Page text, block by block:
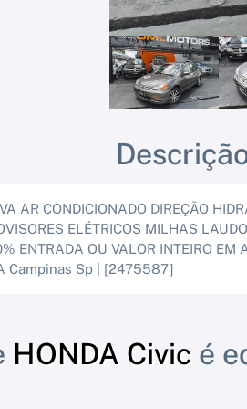
AR CONDICIONADO DIREÇÃO
ELÉTRICOS MILHAS
ENTRADA OU VALOR INTEIRO
Campinas Sp | [2475587]
HONDA Civic é